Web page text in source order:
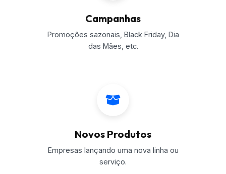
Campanhas
Promoções sazonais, Black Friday, Dia
das Mães, etc.
Novos Produtos
Empresas lançando uma nova linha ou
serviço.